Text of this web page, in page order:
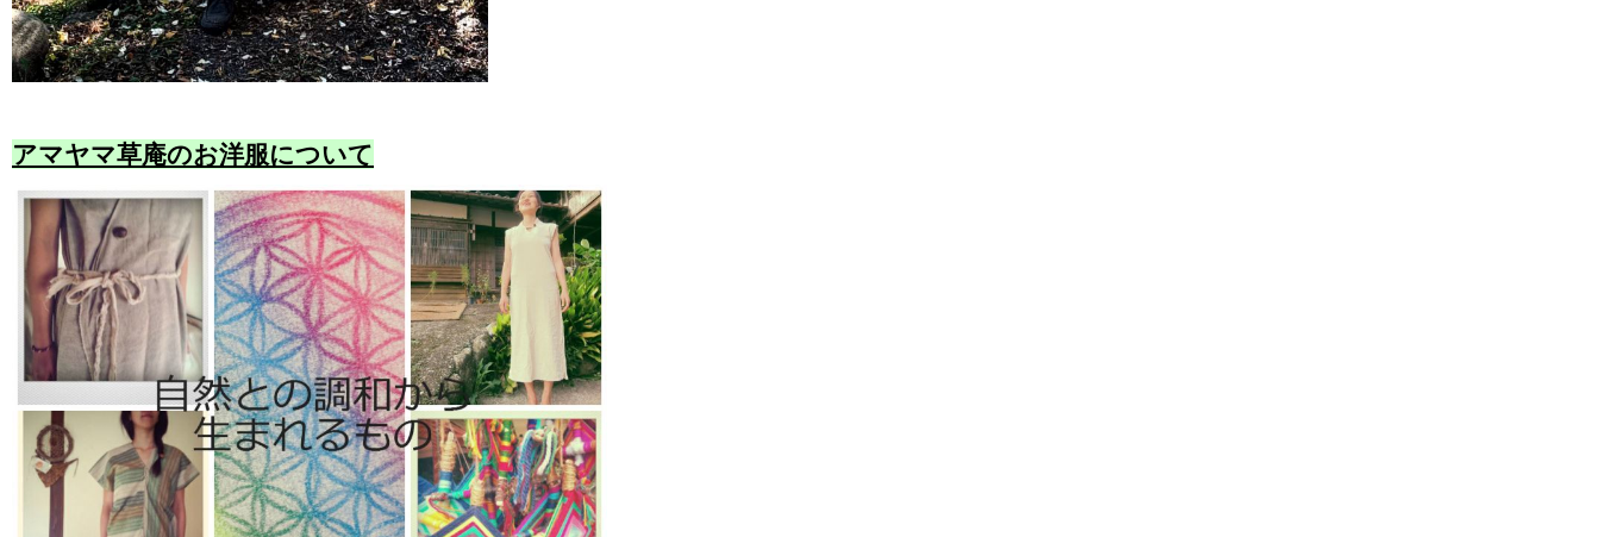
アマヤマ草庵のお洋服について